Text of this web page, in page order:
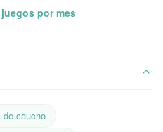
juegos por mes
de caucho